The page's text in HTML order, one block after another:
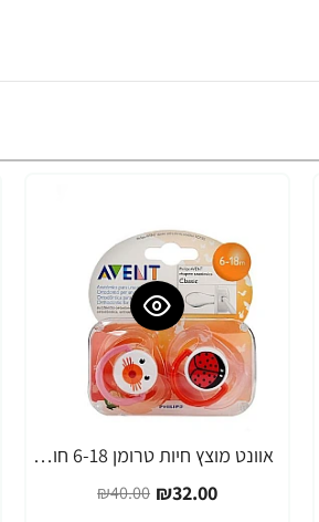
-20%
אוונט מוצץ חיות טרומן 6-18 חודשים 2 יחידות - מבית Philips Avent
₪32.00
₪40.00